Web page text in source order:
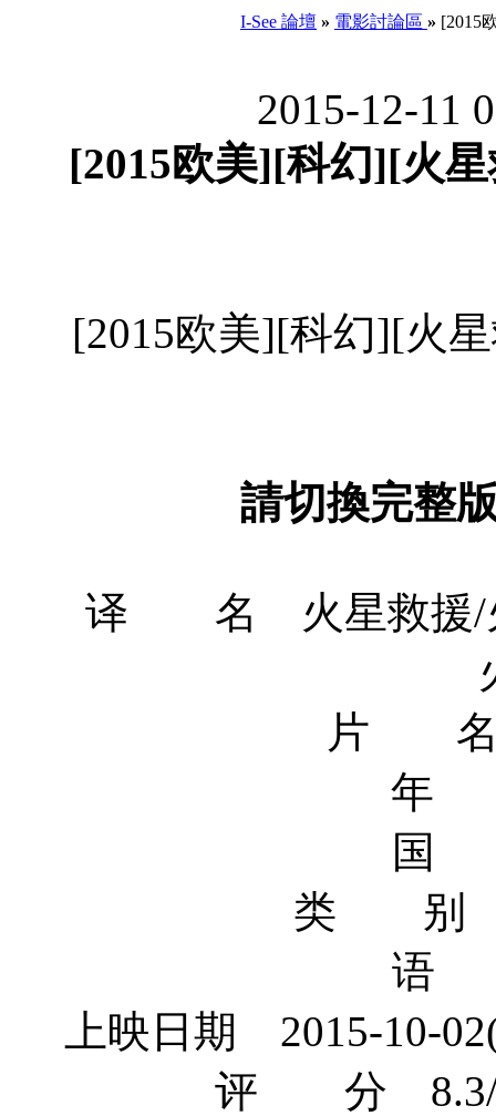
I-See 論壇 » 電影討論區 » [2015
2015-12-11
[2015欧美][科幻][火
[2015欧美][科幻][火
請切換完整
译 名 火星救援/火
片 名
年
国
类 别
语
上映日期 2015-10-
评 分 8.3/10